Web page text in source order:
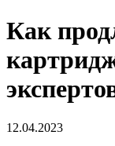
Как
12.04.2023